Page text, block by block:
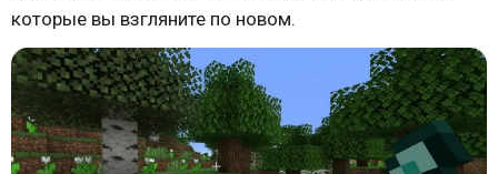
которые вы взгляните по новом.